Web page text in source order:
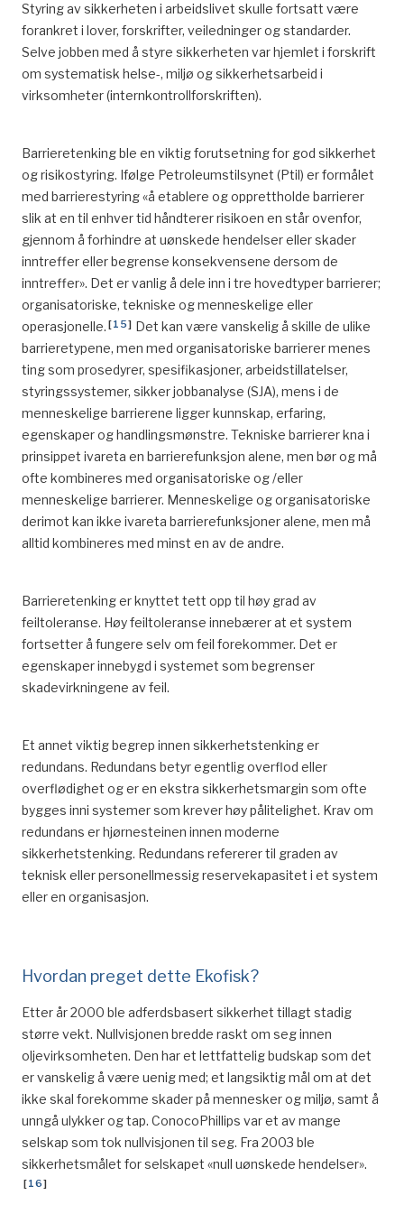
Styring av sikkerheten i arbeidslivet skulle fortsatt være
forankret i lover, forskrifter, veiledninger og standarder.
Selve jobben med å styre sikkerheten var hjemlet i forskrift
om systematisk helse-, miljø og sikkerhetsarbeid i
virksomheter (internkontrollforskriften).
Barrieretenking ble en viktig forutsetning for god sikkerhet
og risikostyring. Ifølge Petroleumstilsynet (Ptil) er formålet
med barrierestyring «å etablere og opprettholde barrierer
slik at en til enhver tid håndterer risikoen en står ovenfor,
gjennom å forhindre at uønskede hendelser eller skader
inntreffer eller begrense konsekvensene dersom de
inntreffer». Det er vanlig å dele inn i tre hovedtyper barrierer;
organisatoriske, tekniske og menneskelige eller
operasjonelle. [15] Det kan være vanskelig å skille de ulike
barrieretypene, men med organisatoriske barrierer menes
ting som prosedyrer, spesifikasjoner, arbeidstillatelser,
styringssystemer, sikker jobbanalyse (SJA), mens i de
menneskelige barrierene ligger kunnskap, erfaring,
egenskaper og handlingsmønstre. Tekniske barrierer kna i
prinsippet ivareta en barrierefunksjon alene, men bør og må
ofte kombineres med organisatoriske og /eller
menneskelige barrierer. Menneskelige og organisatoriske
derimot kan ikke ivareta barrierefunksjoner alene, men må
alltid kombineres med minst en av de andre.
Barrieretenking er knyttet tett opp til høy grad av
feiltoleranse. Høy feiltoleranse innebærer at et system
fortsetter å fungere selv om feil forekommer. Det er
egenskaper innebygd i systemet som begrenser
skadevirkningene av feil.
Et annet viktig begrep innen sikkerhetstenking er
redundans. Redundans betyr egentlig overflod eller
overflødighet og er en ekstra sikkerhetsmargin som ofte
bygges inni systemer som krever høy pålitelighet. Krav om
redundans er hjørnesteinen innen moderne
sikkerhetstenking. Redundans refererer til graden av
teknisk eller personellmessig reservekapasitet i et system
eller en organisasjon.
Hvordan preget dette Ekofisk?
Etter år 2000 ble adferdsbasert sikkerhet tillagt stadig
større vekt. Nullvisjonen bredde raskt om seg innen
oljevirksomheten. Den har et lettfattelig budskap som det
er vanskelig å være uenig med; et langsiktig mål om at det
ikke skal forekomme skader på mennesker og miljø, samt å
unngå ulykker og tap. ConocoPhillips var et av mange
selskap som tok nullvisjonen til seg. Fra 2003 ble
sikkerhetsmålet for selskapet «null uønskede hendelser».
[16]